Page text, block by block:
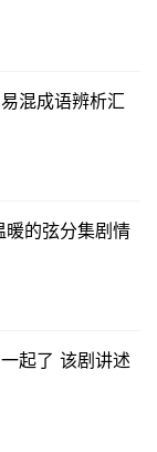
混成语辨析汇
的弦分集剧情
起了 该剧讲述